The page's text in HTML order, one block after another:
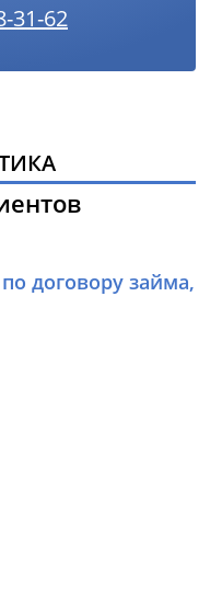
31-62
договору займа,